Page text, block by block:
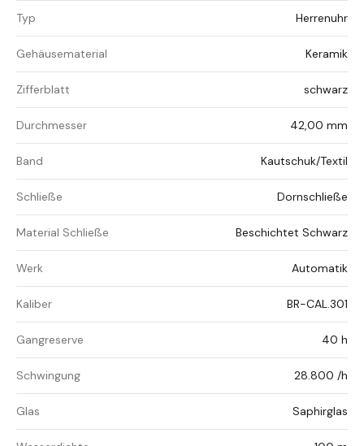
Typ Herrenuhr
Gehäusematerial Keramik
Zifferblatt schwarz
Durchmesser 42,00 mm
Band Kautschuk/Textil
Schließe Dornschließe
Material Schließe Beschichtet Schwarz
Werk Automatik
Kaliber BR-CAL.301
Gangreserve 40 h
Schwingung 28.800 /h
Glas Saphirglas